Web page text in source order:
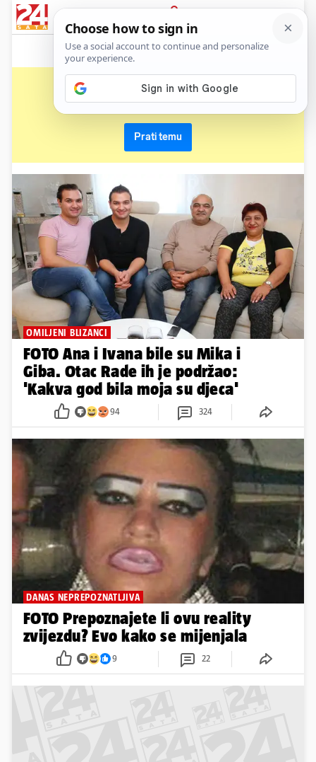
PRIJAVA
News
zadruga
Prati temu
OMILJENI BLIZANCI
FOTO Ana i Ivana bile su Mika i
Giba. Otac Rade ih je podržao:
'Kakva god bila moja su djeca'
94 324
DANAS NEPREPOZNATLJIVA
FOTO Prepoznajete li ovu reality
zvijezdu? Evo kako se mijenjala
9 22